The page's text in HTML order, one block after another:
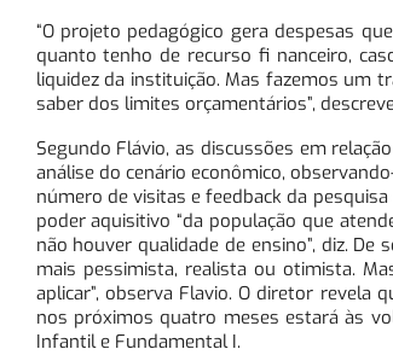
“O projeto pedagógico gera despesas
quanto tenho de recurso fi nanceiro,
liquidez da instituição. Mas fazemos um
saber dos limites orçamentários”,
Segundo Flávio, as discussões em
análise do cenário econômico,
número de visitas e feedback da
poder aquisitivo “da população que
não houver qualidade de ensino”, diz.
mais pessimista, realista ou otimista.
aplicar”, observa Flavio. O diretor revela
nos próximos quatro meses estará às
Infantil e Fundamental I.